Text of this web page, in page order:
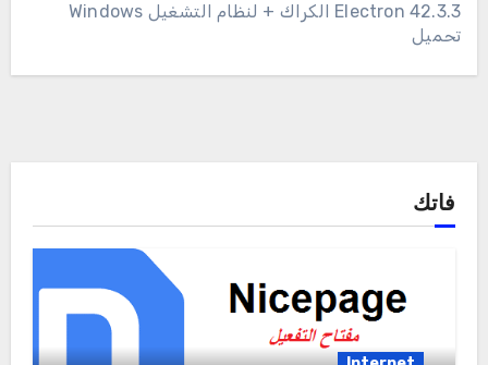
Electron 42.3.3 الكراك + لنظام التشغيل Windows
تحميل
فاتك